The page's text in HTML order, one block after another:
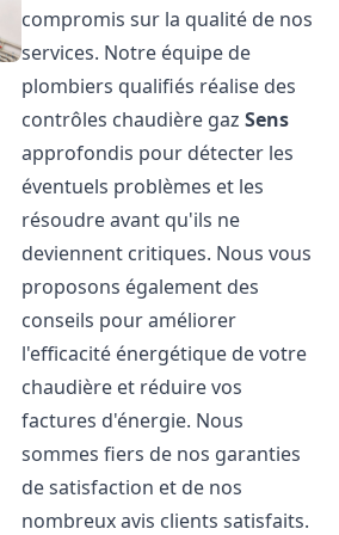
compromis sur la qualité de nos
services. Notre équipe de
plombiers qualifiés réalise des
contrôles chaudière gazSens
approfondis pour détecter les
éventuels problèmes et les
résoudre avant qu'ils ne
deviennent critiques. Nous vous
proposons également des
conseils pour améliorer
l'efficacité énergétique de votre
chaudière et réduire vos
factures d'énergie. Nous
sommes fiers de nos garanties
de satisfaction et de nos
nombreux avis clients satisfaits.